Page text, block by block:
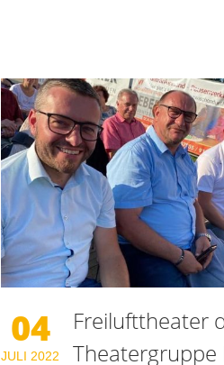
04
JULI 2022
Freilufttheater
Theatergruppe